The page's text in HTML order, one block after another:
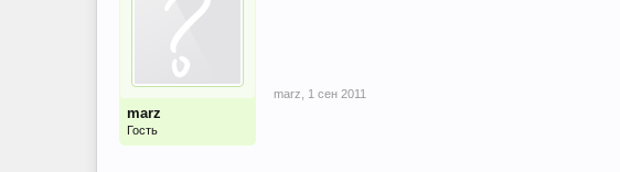
marz
Гость
marz 1 сен 2011